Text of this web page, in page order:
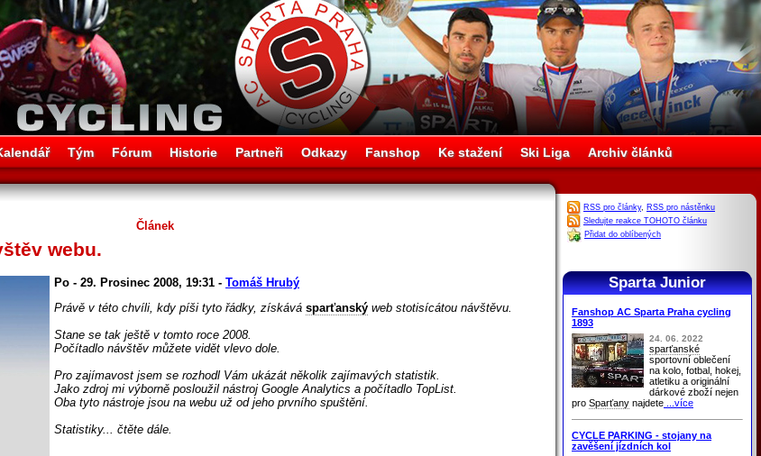
Tým Fórum Historie Partneři Odkazy Fanshop Ke stažení Ski Liga Archiv článků
Článek
webu.
Po - 29. Prosinec 2008, 19:31 - Tomáš Hrubý
Právě v této chvíli, kdy píši tyto řádky, získává sparťanský web stotisícátou návštěvu.
Stane se tak ještě v tomto roce 2008.
Počítadlo návštěv můžete vidět vlevo dole.
Pro zajímavost jsem se rozhodl Vám ukázát několik zajímavých statistik.
Jako zdroj mi výborně posloužil nástroj Google Analytics a počítadlo TopList.
Oba tyto nástroje jsou na webu už od jeho prvního spuštění.
Statistiky... čtěte dále.
RSS pro články, RSS pro nástěnku
Sledujte reakce TOHOTO článku
Přidat do oblíbených
Sparta Junior
Fanshop AC Sparta Praha cycling
1893
24. 06. 2022
sparťanské
sportovní oblečení
na kolo, fotbal, hokej,
atletiku a originální
dárkové zboží nejen
pro Sparťany najdete ...více
CYCLE PARKING - stojany na
zavěšení jízdních kol